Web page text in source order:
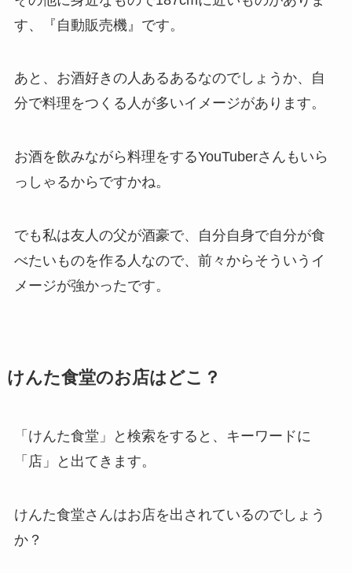
す、『自動販売機』です。
あと、お酒好きの人あるあるなのでしょうか、自
分で料理をつくる人が多いイメージがあります。
お酒を飲みながら料理をするYouTuberさんもいら
っしゃるからですかね。
でも私は友人の父が酒豪で、自分自身で自分が食
べたいものを作る人なので、前々からそういうイ
メージが強かったです。
けんた食堂のお店はどこ？
「けんた食堂」と検索をすると、キーワードに
「店」と出てきます。
けんた食堂さんはお店を出されているのでしょう
か？